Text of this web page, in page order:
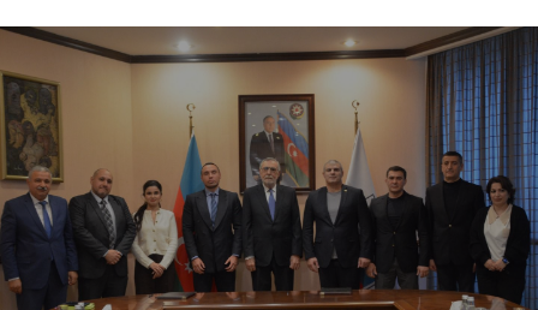
2012” İctimai Birliyi arasında
tərəfdaşlıq müqaviləsi imzalanıb